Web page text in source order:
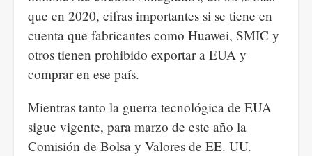
que en 2020, cifras importantes si se tiene en
cuenta que fabricantes como Huawei, SMIC y
otros tienen prohibido exportar a EUA y
comprar en ese país.
Mientras tanto la guerra tecnológica de EUA
sigue vigente, para marzo de este año la
Comisión de Bolsa y Valores de EE. UU.